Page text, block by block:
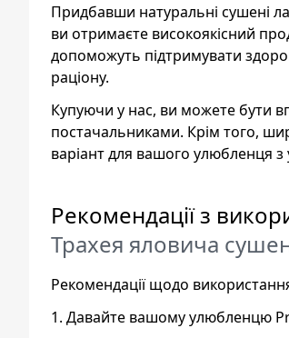
Придбавши натуральні сушені
ви отримаєте високоякісний
допоможуть підтримувати
раціону.
Купуючи у нас, ви можете бути
постачальниками. Крім того,
варіант для вашого улюбленця з
Рекомендації з
Трахея яловича
Рекомендації щодо
1. Давайте вашому улюбленцю